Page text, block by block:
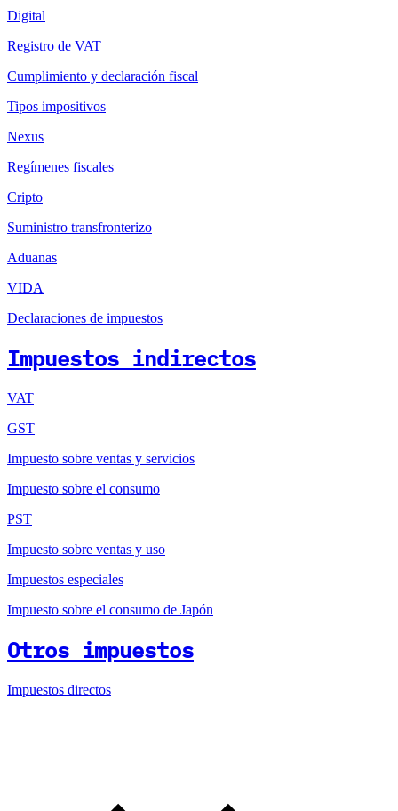
Digital
Registro de VAT
Cumplimiento y declaración fiscal
Tipos impositivos
Nexus
Regímenes fiscales
Cripto
Suministro transfronterizo
Aduanas
VIDA
Declaraciones de impuestos
Impuestos indirectos
VAT
GST
Impuesto sobre ventas y servicios
Impuesto sobre el consumo
PST
Impuesto sobre ventas y uso
Impuestos especiales
Impuesto sobre el consumo de Japón
Otros impuestos
Impuestos directos